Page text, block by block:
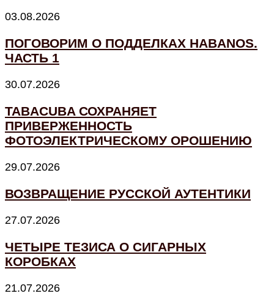
03.08.2026
ПОГОВОРИМ О ПОДДЕЛКАХ HABANOS.
ЧАСТЬ 1
30.07.2026
TABACUBA СОХРАНЯЕТ
ПРИВЕРЖЕННОСТЬ
ФОТОЭЛЕКТРИЧЕСКОМУ ОРОШЕНИЮ
29.07.2026
ВОЗВРАЩЕНИЕ РУССКОЙ АУТЕНТИКИ
27.07.2026
ЧЕТЫРЕ ТЕЗИСА О СИГАРНЫХ
КОРОБКАХ
21.07.2026